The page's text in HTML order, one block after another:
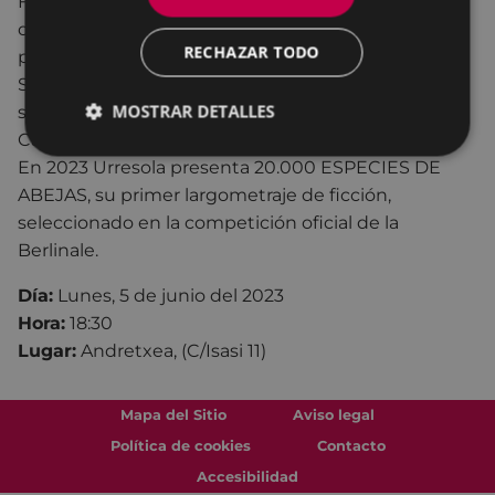
dos Biznagas, el premio del público y la mejor actriz
para Goize Blanco.
Su último cortometraje, CUERDAS, fue
seleccionado en la Semaine de la Critique de
Cannes y nominado al Goya.
En 2023 Urresola presenta 20.000 ESPECIES DE
ABEJAS, su primer largometraje de ficción,
seleccionado en la competición oficial de la
Berlinale.
Día: Lunes, 5 de junio del 2023
Hora: 18:30
Lugar: Andretxea, (C/Isasi 11)
Mapa del Sitio
Aviso legal
Política de cookies
Contacto
Accesibilidad
RECHAZAR TODO
MOSTRAR DETALLES